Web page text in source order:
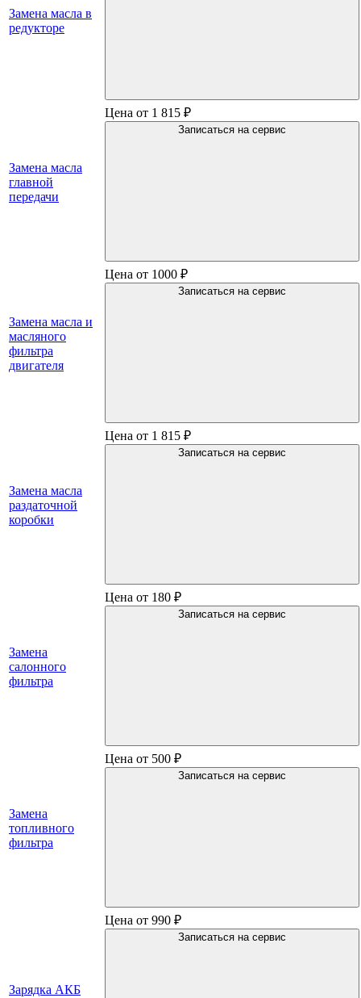
Замена масла в
редукторе
Замена масла
главной
передачи
Цена от 1 815 ₽
Записаться на сервис
Замена масла и
масляного
фильтра
двигателя
Цена от 1000 ₽
Записаться на сервис
Замена масла
раздаточной
коробки
Цена от 1 815 ₽
Записаться на сервис
Замена
салонного
фильтра
Цена от 180 ₽
Записаться на сервис
Замена
топливного
фильтра
Цена от 500 ₽
Записаться на сервис
Зарядка АКБ
Цена от 990 ₽
Записаться на сервис